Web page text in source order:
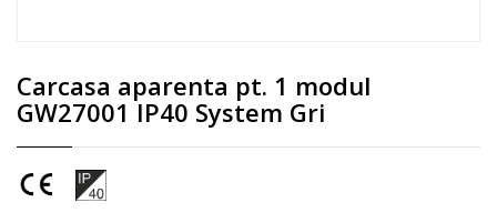
Carcasa aparenta pt. 1 modul
GW27001 IP40 System Gri